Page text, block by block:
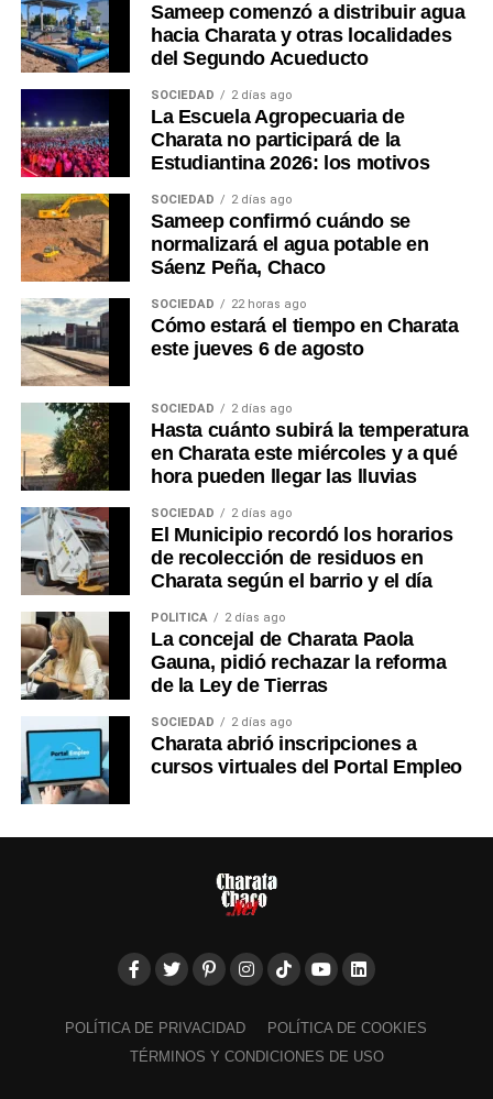
Sameep comenzó a distribuir agua
hacia Charata y otras localidades
del Segundo Acueducto
SOCIEDAD 2 días ago
La Escuela Agropecuaria de
Charata no participará de la
Estudiantina 2026: los motivos
SOCIEDAD 2 días ago
Sameep confirmó cuándo se
normalizará el agua potable en
Sáenz Peña, Chaco
SOCIEDAD 22 horas ago
Cómo estará el tiempo en Charata
este jueves 6 de agosto
SOCIEDAD 2 días ago
Hasta cuánto subirá la temperatura
en Charata este miércoles y a qué
hora pueden llegar las lluvias
SOCIEDAD 2 días ago
El Municipio recordó los horarios
de recolección de residuos en
Charata según el barrio y el día
POLÍTICA 2 días ago
La concejal de Charata Paola
Gauna, pidió rechazar la reforma
de la Ley de Tierras
SOCIEDAD 2 días ago
Charata abrió inscripciones a
cursos virtuales del Portal Empleo
POLÍTICA DE PRIVACIDAD
POLÍTICA DE COOKIES
TÉRMINOS Y CONDICIONES DE USO